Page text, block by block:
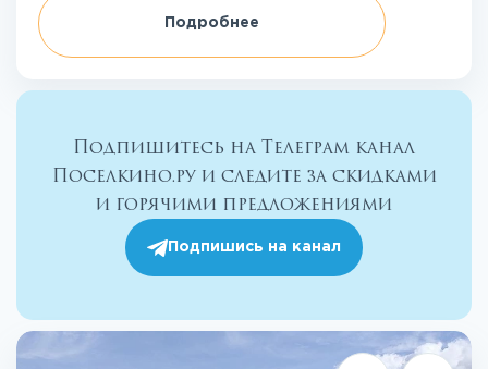
Подробнее
Подпишитесь на Телеграм канал
Поселкино.ру и следите за скидками
и горячими предложениями
Подпишись на канал